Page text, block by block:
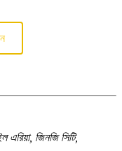
এরিয়া, জিনজি সিটি,